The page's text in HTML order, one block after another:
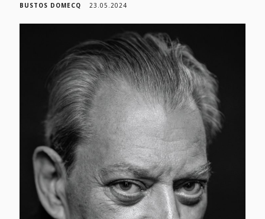
BUSTOS DOMECQ 23.05.2024